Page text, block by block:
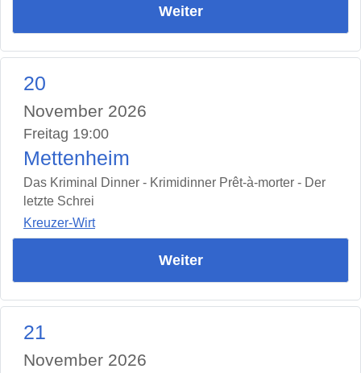
Weiter
20
November 2026
Freitag 19:00
Mettenheim
Das Kriminal Dinner - Krimidinner Prêt-à-morter - Der
letzte Schrei
Kreuzer-Wirt
Weiter
21
November 2026